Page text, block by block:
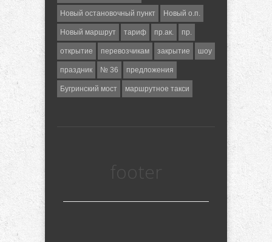
Новый остановочный пункт Новый о.п.
Новый маршрут тариф пр.ак. пр.
открытие перевозчикам закрытие шоу
праздник № 36 предложения
Бугринский мост маршрутное такси
footer